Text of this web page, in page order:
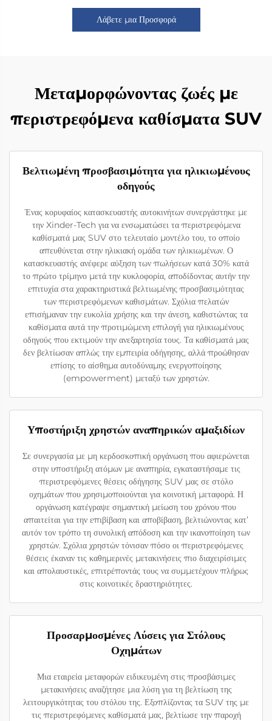
Λάβετε μια Προσφορά
Μεταμορφώνοντας ζωές με
περιστρεφόμενα καθίσματα SUV
Βελτιωμένη προσβασιμότητα για ηλικιωμένους
οδηγούς
Ένας κορυφαίος κατασκευαστής αυτοκινήτων συνεργάστηκε με
την Xinder-Tech για να ενσωματώσει τα περιστρεφόμενα
καθίσματά μας SUV στο τελευταίο μοντέλο του, το οποίο
απευθύνεται στην ηλικιακή ομάδα των ηλικιωμένων. Ο
κατασκευαστής ανέφερε αύξηση των πωλήσεων κατά 30% κατά
το πρώτο τρίμηνο μετά την κυκλοφορία, αποδίδοντας αυτήν την
επιτυχία στα χαρακτηριστικά βελτιωμένης προσβασιμότητας
των περιστρεφόμενων καθισμάτων. Σχόλια πελατών
επισήμαναν την ευκολία χρήσης και την άνεση, καθιστώντας τα
καθίσματα αυτά την προτιμώμενη επιλογή για ηλικιωμένους
οδηγούς που εκτιμούν την ανεξαρτησία τους. Τα καθίσματά μας
δεν βελτίωσαν απλώς την εμπειρία οδήγησης, αλλά προώθησαν
επίσης το αίσθημα αυτοδύναμης ενεργοποίησης
(empowerment) μεταξύ των χρηστών.
Υποστήριξη χρηστών αναπηρικών αμαξιδίων
Σε συνεργασία με μη κερδοσκοπική οργάνωση που αφιερώνεται
στην υποστήριξη ατόμων με αναπηρία, εγκαταστήσαμε τις
περιστρεφόμενες θέσεις οδήγησης SUV μας σε στόλο
οχημάτων που χρησιμοποιούνται για κοινοτική μεταφορά. Η
οργάνωση κατέγραψε σημαντική μείωση του χρόνου που
απαιτείται για την επιβίβαση και αποβίβαση, βελτιώνοντας κατ’
αυτόν τον τρόπο τη συνολική απόδοση και την ικανοποίηση των
χρηστών. Σχόλια χρηστών τόνισαν πόσο οι περιστρεφόμενες
θέσεις έκαναν τις καθημερινές μετακινήσεις πιο διαχειρίσιμες
και απολαυστικές, επιτρέποντάς τους να συμμετέχουν πλήρως
στις κοινοτικές δραστηριότητες.
Προσαρμοσμένες Λύσεις για Στόλους
Οχημάτων
Μια εταιρεία μεταφορών ειδικευμένη στις προσβάσιμες
μετακινήσεις αναζήτησε μια λύση για τη βελτίωση της
λειτουργικότητας του στόλου της. Εξοπλίζοντας τα SUV της με
τις περιστρεφόμενες καθίσματά μας, βελτίωσε την παροχή